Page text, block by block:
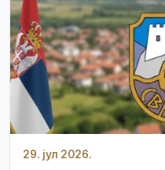
29. јул 2026.